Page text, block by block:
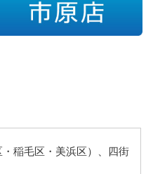
稲毛区・美浜区）、四街